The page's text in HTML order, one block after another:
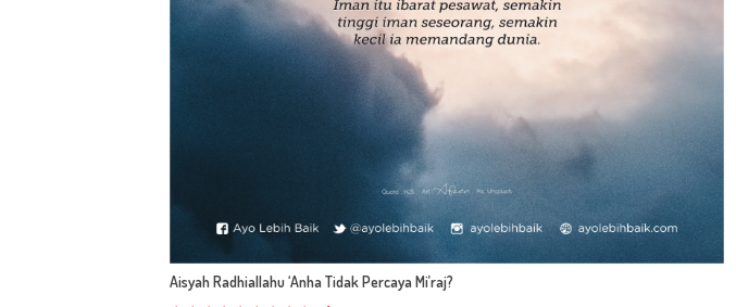
Aisyah Radhiallahu ‘Anha Tidak Percaya Mi’raj?